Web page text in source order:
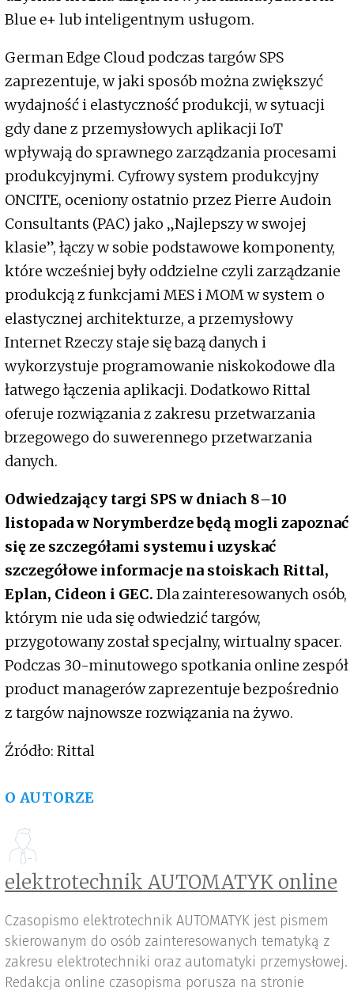
Blue e+ lub inteligentnym usługom.
German Edge Cloud podczas targów SPS
zaprezentuje, w jaki sposób można zwiększyć
wydajność i elastyczność produkcji, w sytuacji
gdy dane z przemysłowych aplikacji IoT
wpływają do sprawnego zarządzania procesami
produkcyjnymi. Cyfrowy system produkcyjny
ONCITE, oceniony ostatnio przez Pierre Audoin
Consultants (PAC) jako „Najlepszy w swojej
klasie”, łączy w sobie podstawowe komponenty,
które wcześniej były oddzielne czyli zarządzanie
produkcją z funkcjami MES i MOM w system o
elastycznej architekturze, a przemysłowy
Internet Rzeczy staje się bazą danych i
wykorzystuje programowanie niskokodowe dla
łatwego łączenia aplikacji. Dodatkowo Rittal
oferuje rozwiązania z zakresu przetwarzania
brzegowego do suwerennego przetwarzania
danych.
Odwiedzający targi SPS w dniach 8–10
listopada w Norymberdze będą mogli zapoznać
się ze szczegółami systemu i uzyskać
szczegółowe informacje na stoiskach Rittal,
Eplan, Cideon i GEC. Dla zainteresowanych osób,
którym nie uda się odwiedzić targów,
przygotowany został specjalny, wirtualny spacer.
Podczas 30-minutowego spotkania online zespół
product managerów zaprezentuje bezpośrednio
z targów najnowsze rozwiązania na żywo.
Źródło: Rittal
O AUTORZE
elektrotechnik AUTOMATYK online
Czasopismo elektrotechnik AUTOMATYK jest pismem
skierowanym do osób zainteresowanych tematyką z
zakresu elektrotechniki oraz automatyki przemysłowej.
Redakcja online czasopisma porusza na stronie